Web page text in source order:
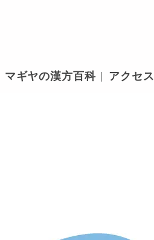
マギヤの漢方百科 アクセス